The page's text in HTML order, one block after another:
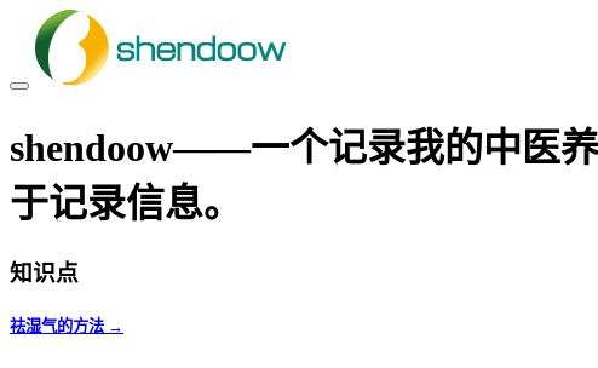
shendoow——一个记录我的中医
于记录信息。
知识点
祛湿气的方法 →